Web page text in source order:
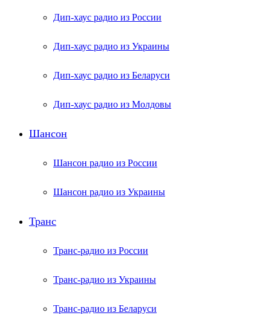
Дип-хаус радио из России
Дип-хаус радио из Украины
Дип-хаус радио из Беларуси
Дип-хаус радио из Молдовы
Шансон
Шансон радио из России
Шансон радио из Украины
Транс
Транс-радио из России
Транс-радио из Украины
Транс-радио из Беларуси